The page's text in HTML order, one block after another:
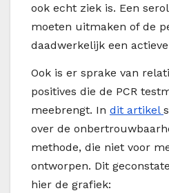
ook echt ziek is. Een
moeten uitmaken of de
daadwerkelijk een
Ook is er sprake van
positives die de PCR
meebrengt. In dit artikel
over de
methode, die niet voor
ontworpen. Dit
hier de grafiek: